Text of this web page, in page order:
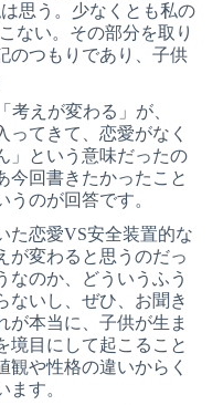
思う。少なくとも私の
ない。その部分を取り
のつもりであり、子供
考えが変わる」が、
ってきて、恋愛がなく
」という意味だったの
今回書きたかったこと
うのが回答です。
た恋愛VS安全装置的な
が変わると思うのだっ
なのか、どういうふう
ないし、ぜひ、お聞き
が本当に、子供が生ま
境目にして起こること
観や性格の違いからく
ます。